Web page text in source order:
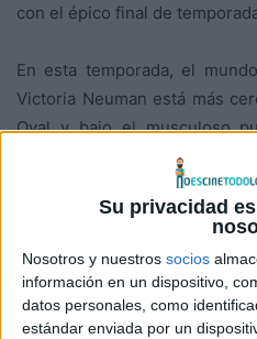
Su privacidad
Nosotros y nuestros socios
información en un dispositivo,
datos personales, como
estándar enviada por un
con el épico final de
En esta temporada, el
Victoria Neuman está más
Oval y bajo el musculoso
consolidando su poder.
unos meses de vida, ha
trabajo como líder de The
nunca, tienen que encontrar
y salvar el mundo antes de